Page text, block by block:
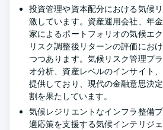
投資管理や資本配分における気候
激しています。資産運用会社、年
家によるポートフォリオの気候エ
リスク調整後リターンの評価にお
つつあります。気候リスク管理プ
オ分析、資産レベルのインサイト
提供しており、現代の金融意思決
割を果たしています。
気候レジリエントなインフラ整備
適応策を支援する気候インテリジ